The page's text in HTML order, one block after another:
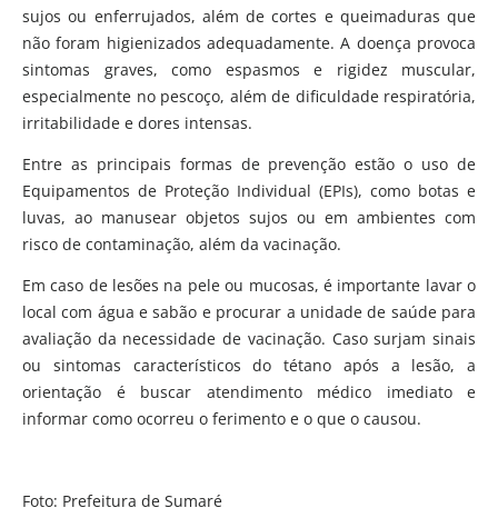
sujos ou enferrujados, além de cortes e queimaduras que
não foram higienizados adequadamente. A doença provoca
sintomas graves, como espasmos e rigidez muscular,
especialmente no pescoço, além de dificuldade respiratória,
irritabilidade e dores intensas.
Entre as principais formas de prevenção estão o uso de
Equipamentos de Proteção Individual (EPIs), como botas e
luvas, ao manusear objetos sujos ou em ambientes com
risco de contaminação, além da vacinação.
Em caso de lesões na pele ou mucosas, é importante lavar o
local com água e sabão e procurar a unidade de saúde para
avaliação da necessidade de vacinação. Caso surjam sinais
ou sintomas característicos do tétano após a lesão, a
orientação é buscar atendimento médico imediato e
informar como ocorreu o ferimento e o que o causou.
Foto: Prefeitura de Sumaré